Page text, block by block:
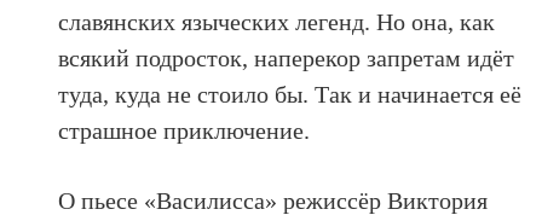
славянских языческих легенд. Но она, как
всякий подросток, наперекор запретам идёт
туда, куда не стоило бы. Так и начинается её
страшное приключение.
О пьесе «Василисса» режиссёр Виктория